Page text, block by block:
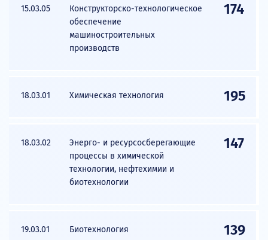
15.03.05
Конструкторско-технологическое
обеспечение
машиностроительных
производств
174
18.03.01 Химическая технология 195
18.03.02
Энерго- и ресурсосберегающие
процессы в химической
технологии, нефтехимии и
биотехнологии
147
19.03.01 Биотехнология 139